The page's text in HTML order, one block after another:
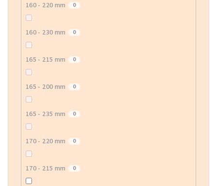
160 - 220 mm 0
160 - 230 mm 0
165 - 215 mm 0
165 - 200 mm 0
165 - 235 mm 0
170 - 220 mm 0
170 - 215 mm 0